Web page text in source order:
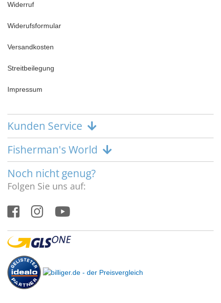
Widerruf
Widerufsformular
Versandkosten
Streitbeilegung
Impressum
Kunden Service
Fisherman's World
Noch nicht genug?
Folgen Sie uns auf: